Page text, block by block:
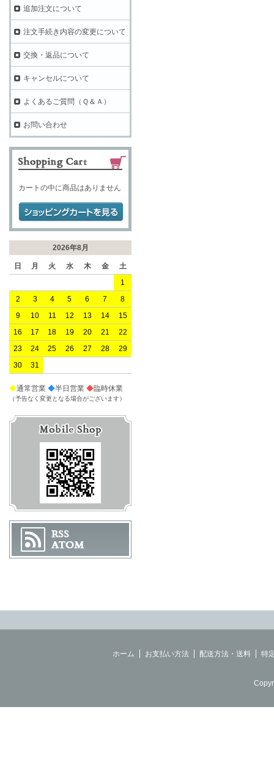
追加注文について
注文手続き内容の変更について
交換・返品について
キャンセルについて
よくあるご質問（Ｑ＆Ａ）
お問い合わせ
カートの中に商品はありません
2026年8月
日 月 火 水 木 金
土
1
2
3 4 5 6 7
8
9
10 11 12 13 14
15
16
17 18 19 20 21
22
23
24 25 26 27 28
29
30
31
◆通常営業 ◆半日営業 ◆臨時休業
（予告なく変更となる場合がございます）
ホーム お支払い方法 配送方法・送料 特